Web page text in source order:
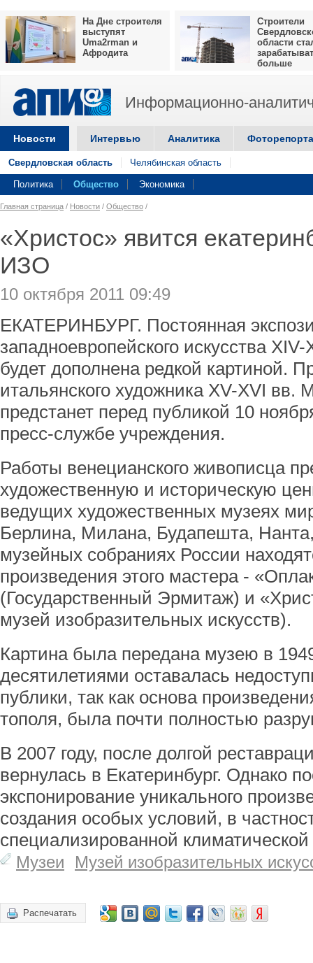
На Дне строителя
выступят
Uma2rman и
Афродита
Строители
области
больше
Информационно-
Новости Интервью Аналитика
Свердловская область Челябинская область
Политика Общество Экономика
Главная страница / Новости / Общество /
«Христос» явится
ИЗО
10 октября 2011 09:49
ЕКАТЕРИНБУРГ. Постоянная
западноевропейского искусства
будет дополнена редкой картиной.
итальянского художника XV-XVI вв.
предстанет перед публикой 10
пресс-службе учреждения.
Работы венецианского живописца
художественную и историческую
ведущих художественных музеях
Берлина, Милана, Будапешта,
музейных собраниях России
произведения этого мастера -
(Государственный Эрмитаж) и
музей изобразительных искусств).
Картина была передана музею в
десятилетиями оставалась
публики, так как основа
тополя, была почти полностью
В 2007 году, после долгой
вернулась в Екатеринбург. Однако
экспонирование уникального
создания особых условий, в
специализированной
Музеи Музей изобразительных
Распечатать